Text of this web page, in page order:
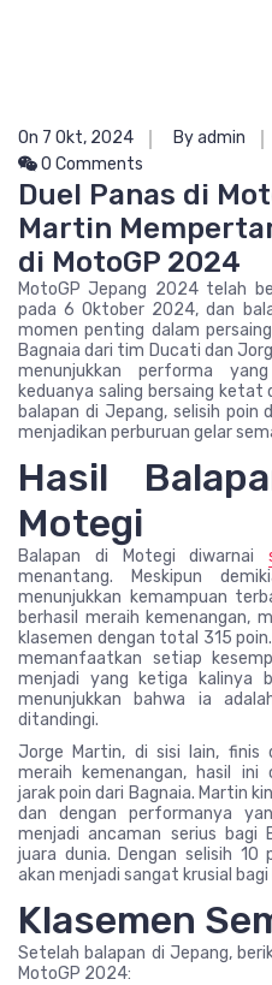
On 7 Okt, 2024 By admin
0 Comments
Duel Panas di
Martin
di MotoGP 2024
MotoGP Jepang 2024 telah
pada 6 Oktober 2024, dan
momen penting dalam
Bagnaia dari tim Ducati dan
menunjukkan performa
keduanya saling bersaing
balapan di Jepang, selisih poin
menjadikan perburuan gelar
Hasil
Motegi
Balapan di Motegi diwarnai
menantang. Meskipun
menunjukkan kemampuan
berhasil meraih kemenangan,
klasemen dengan total 315
memanfaatkan setiap
menjadi yang ketiga kalinya
menunjukkan bahwa ia
ditandingi.
Jorge Martin, di sisi lain, finis
meraih kemenangan, hasil ini
jarak poin dari Bagnaia. Martin
dan dengan performanya
menjadi ancaman serius bagi
juara dunia. Dengan selisih 10
akan menjadi sangat krusial bagi
Klasemen
Setelah balapan di Jepang,
MotoGP 2024: